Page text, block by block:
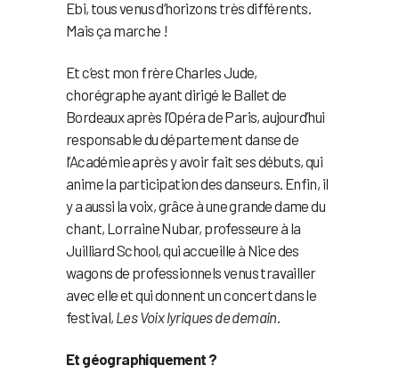
Ebi, tous venus d’horizons très différents.
Mais ça marche !
Et c’est mon frère Charles Jude,
chorégraphe ayant dirigé le Ballet de
Bordeaux après l’Opéra de Paris, aujourd’hui
responsable du département danse de
l’Académie après y avoir fait ses débuts, qui
anime la participation des danseurs. Enfin, il
y a aussi la voix, grâce à une grande dame du
chant, Lorraine Nubar, professeure à la
Juilliard School, qui accueille à Nice des
wagons de professionnels venus travailler
avec elle et qui donnent un concert dans le
festival, Les Voix lyriques de demain
Et géographiquement ?